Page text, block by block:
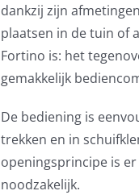
dankzij zijn
plaatsen in de tuin of
Fortino is: het
gemakkelijk
De bediening is
trekken en in
openingsprincipe is
noodzakelijk.